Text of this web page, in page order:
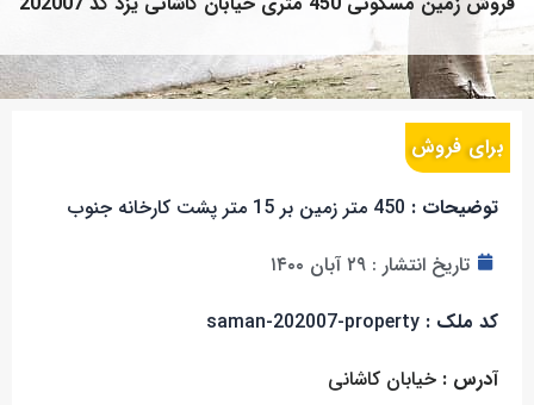
برای فروش
توضیحات : 450 متر زمین بر 15 متر پشت کارخانه جنوب
تاریخ انتشار : ۲۹ آبان ۱۴۰۰
کد ملک : saman-202007-property
آدرس : خیابان کاشانی